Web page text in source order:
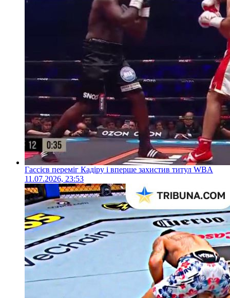
Гассієв переміг Кадіру і вперше захистив титул WBA
11.07.2026, 23:53